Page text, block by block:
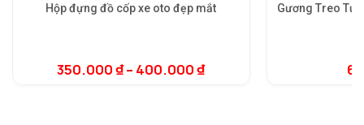
Hộp đựng đồ cốp xe oto đẹp mắt
350.000₫– 400.000₫
Gương Treo